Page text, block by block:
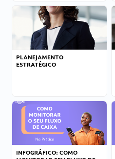
PLANEJAMENTO
ESTRATÉGICO
INFOGRÁFICO: COMO